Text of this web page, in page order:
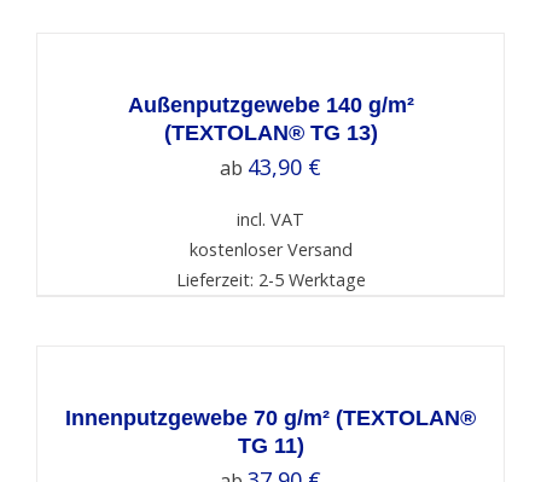
Außenputzgewebe 140 g/m²
(TEXTOLAN® TG 13)
ab 43,90 €
incl. VAT
kostenloser Versand
Lieferzeit: 2-5 Werktage
DETAILS
Innenputzgewebe 70 g/m² (TEXTOLAN®
TG 11)